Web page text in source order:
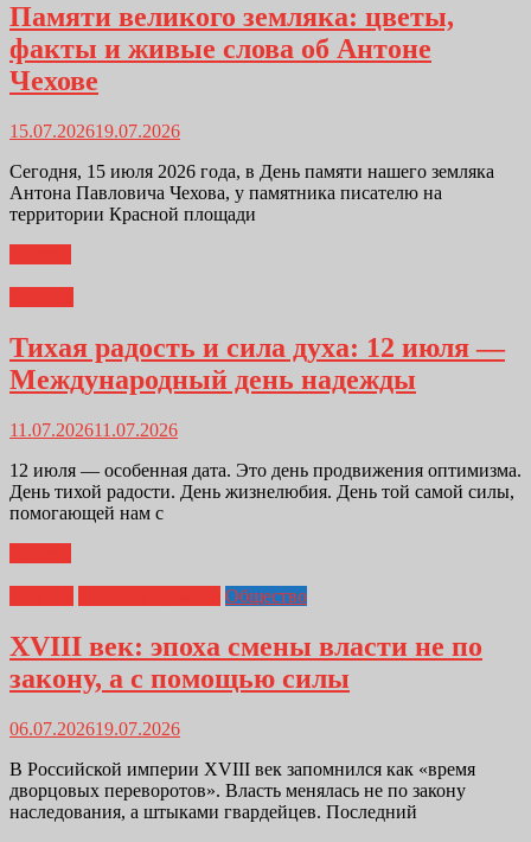
Памяти великого земляка: цветы,
факты и живые слова об Антоне
Чехове
15.07.202619.07.2026
Сегодня, 15 июля 2026 года, в День памяти нашего земляка
Антона Павловича Чехова, у памятника писателю на
территории Красной площади
Тихая радость и сила духа: 12 июля —
Международный день надежды
11.07.202611.07.2026
12 июля — особенная дата. Это день продвижения оптимизма.
День тихой радости. День жизнелюбия. День той самой силы,
помогающей нам с
Общество
XVIII век: эпоха смены власти не по
закону, а с помощью силы
06.07.202619.07.2026
В Российской империи XVIII век запомнился как «время
дворцовых переворотов». Власть менялась не по закону
наследования, а штыками гвардейцев. Последний